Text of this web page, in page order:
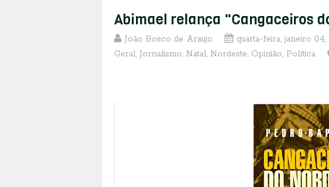
Abimael relança "Cangaceiros
João Bosco de Araujo quarta-feira, janeiro 04,
Geral, Jornalismo, Natal, Nordeste, Opinião, Política